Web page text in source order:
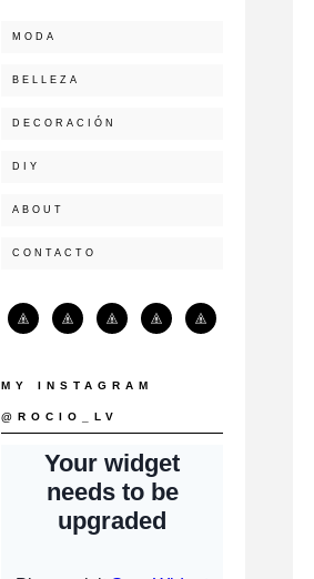
MODA
BELLEZA
DECORACIÓN
DIY
ABOUT
CONTACTO
MY INSTAGRAM
@ROCIO_LV